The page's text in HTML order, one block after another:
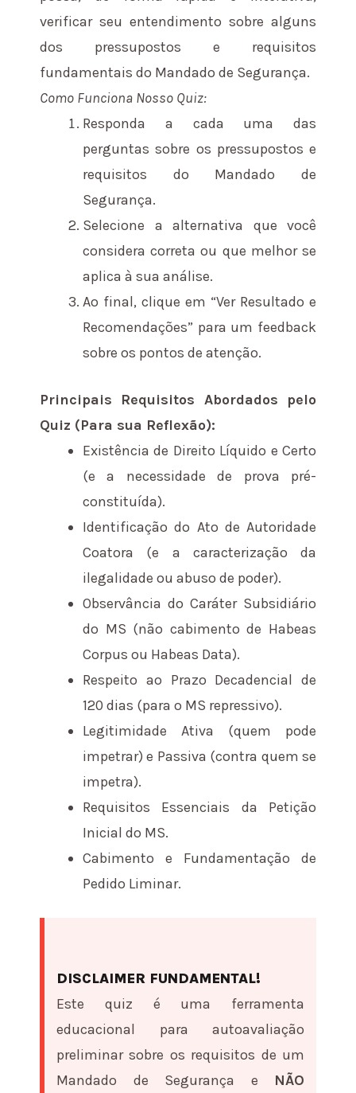
verificar seu entendimento sobre alguns
dos pressupostos e requisitos
fundamentais do Mandado de Segurança.
Como Funciona Nosso Quiz:
Responda a cada uma das
perguntas sobre os pressupostos e
requisitos do Mandado de
Segurança.
Selecione a alternativa que você
considera correta ou que melhor se
aplica à sua análise.
Ao final, clique em “Ver Resultado e
Recomendações” para um feedback
sobre os pontos de atenção.
Principais Requisitos Abordados pelo
Quiz (Para sua Reflexão):
Existência de Direito Líquido e Certo
(e a necessidade de prova pré-
constituída).
Identificação do Ato de Autoridade
Coatora (e a caracterização da
ilegalidade ou abuso de poder).
Observância do Caráter Subsidiário
do MS (não cabimento de Habeas
Corpus ou Habeas Data).
Respeito ao Prazo Decadencial de
120 dias (para o MS repressivo).
Legitimidade Ativa (quem pode
impetrar) e Passiva (contra quem se
impetra).
Requisitos Essenciais da Petição
Inicial do MS.
Cabimento e Fundamentação de
Pedido Liminar.
DISCLAIMER FUNDAMENTAL!
Este quiz é uma ferramenta
educacional para autoavaliação
preliminar sobre os requisitos de um
Mandado de Segurança e NÃO